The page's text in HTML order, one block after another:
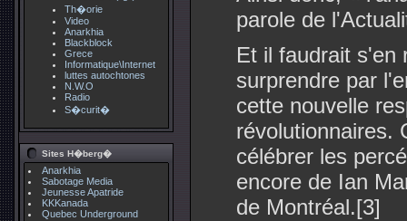
Th�orie
Video
Anarkhia
Blackblock
Grece
Informatique\Internet
luttes autochtones
N.W.O
Radio
S�curit�
Sites H�berg�
Anarkhia
Sabotage Media
Jeunesse Apatride
KKKanada
Quebec Underground
parole de
Et il faudrait s'en
surprendre par
cette nouvelle
révolutionnaires.
célébrer les
encore de Ian
de Montréal.[3]